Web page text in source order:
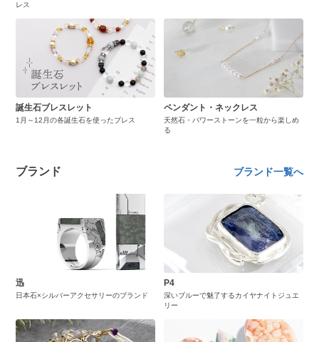
レス
誕生石ブレスレット
1月～12月の各誕生石を使ったブレス
ペンダント・ネックレス
天然石・パワーストーンを一粒から楽しめ
る
ブランド ブランド一覧へ
迅
日本石×シルバーアクセサリーのブランド
P4
深いブルーで魅了するカイヤナイトジュエ
リー